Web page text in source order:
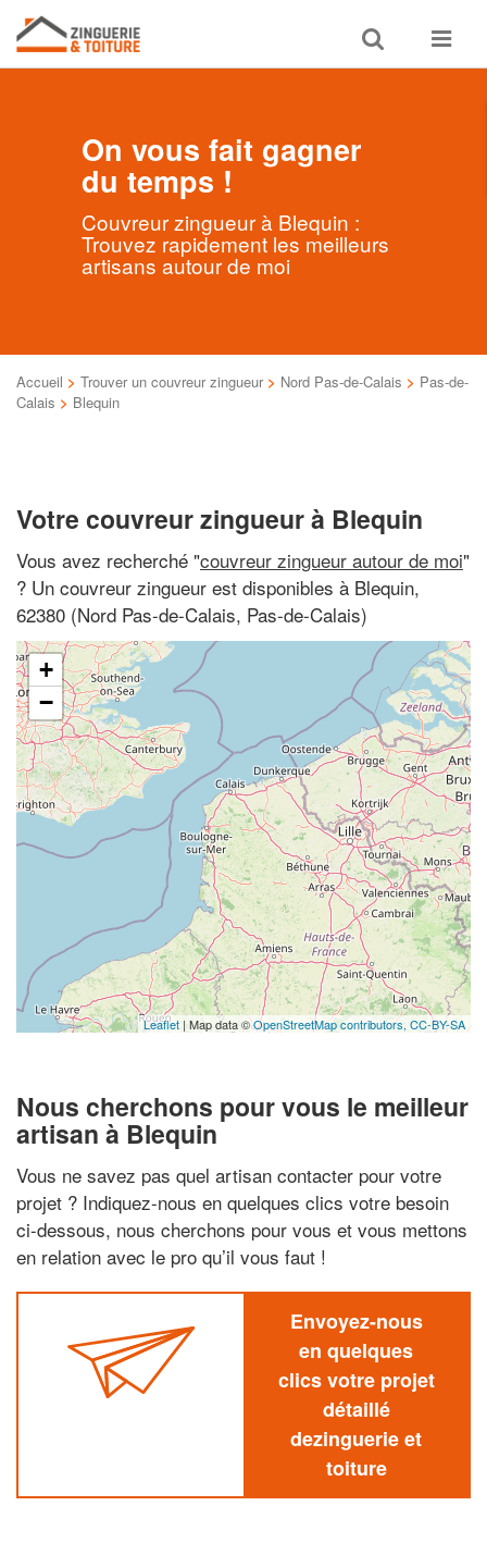
Toggle
search
Toggle
On vous fait gagner
du temps !
Couvreur zingueur à Blequin :
Trouvez rapidement les meilleurs
artisans autour de moi
Accueil > Trouver un couvreur zingueur > Nord Pas-de-Calais > Pas-de-
Calais > Blequin
Votre couvreur zingueur à Blequin
Vous avez recherché "couvreur zingueur autour de moi"
? Un couvreur zingueur est disponibles à Blequin,
62380 (Nord Pas-de-Calais, Pas-de-Calais)
+
−
Leaflet | Map data ©OpenStreetMap contributors, CC-BY-SA
Nous cherchons pour vous le meilleur
artisan à Blequin
Vous ne savez pas quel artisan contacter pour votre
projet ? Indiquez-nous en quelques clics votre besoin
ci-dessous, nous cherchons pour vous et vous mettons
en relation avec le pro qu’il vous faut !
Envoyez-nous
en quelques
clics votre projet
détaillé
dezinguerie et
toiture